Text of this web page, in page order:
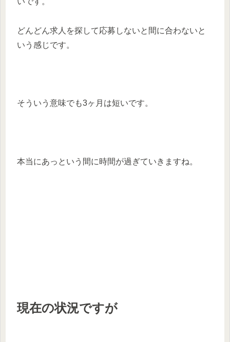
どんどん求人を探して応募しないと間に合わないと
いう感じです。
そういう意味でも3ヶ月は短いです。
本当にあっという間に時間が過ぎていきますね。
現在の状況ですが